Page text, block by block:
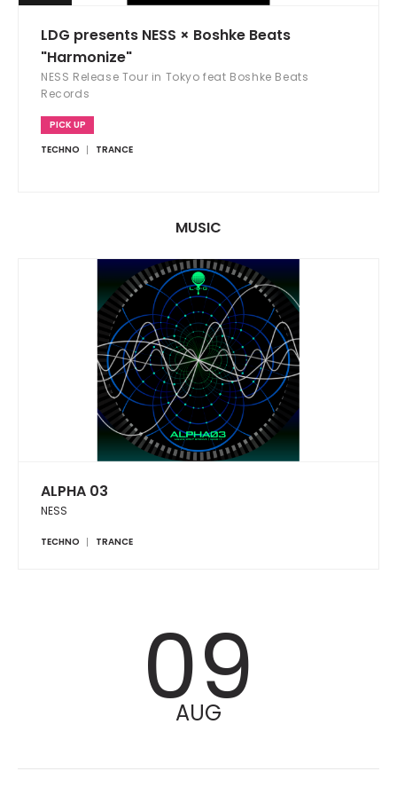
LDG presents NESS × Boshke Beats
"Harmonize"
NESS Release Tour in Tokyo feat Boshke Beats
Records
PICK UP
TECHNO
TRANCE
MUSIC
ALPHA 03
NESS
TECHNO TRANCE
09
AUG